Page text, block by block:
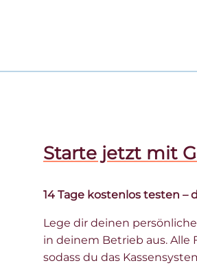
Starte jetzt mit
14 Tage kostenlos testen –
Lege dir deinen
in deinem Betrieb aus. Alle
sodass du das